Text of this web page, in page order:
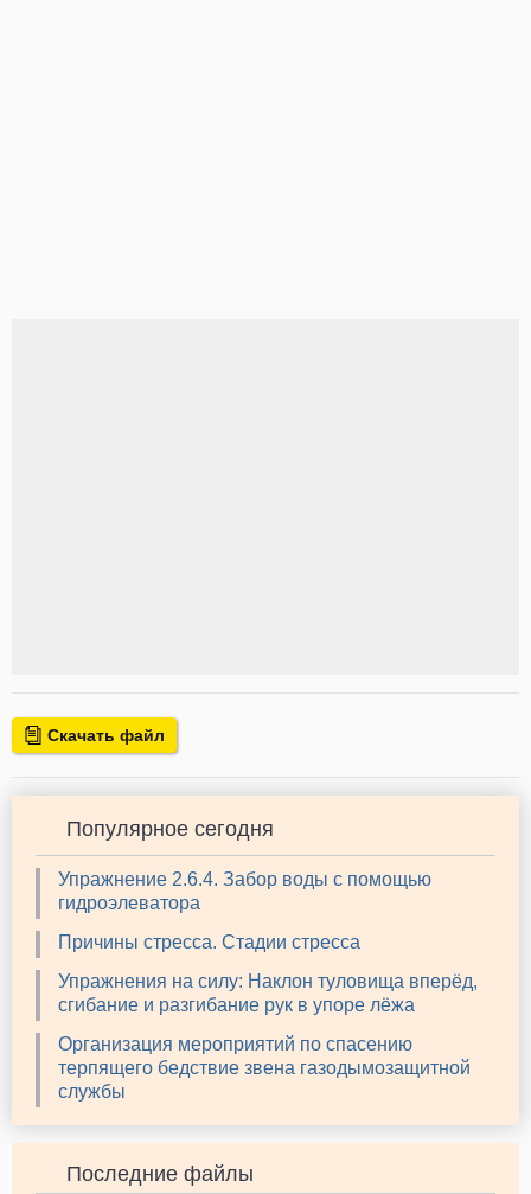
Скачать файл
Популярное сегодня
Упражнение 2.6.4. Забор воды с помощью
гидроэлеватора
Причины стресса. Стадии стресса
Упражнения на силу: Наклон туловища вперёд,
сгибание и разгибание рук в упоре лёжа
Организация мероприятий по спасению
терпящего бедствие звена газодымозащитной
службы
Последние файлы